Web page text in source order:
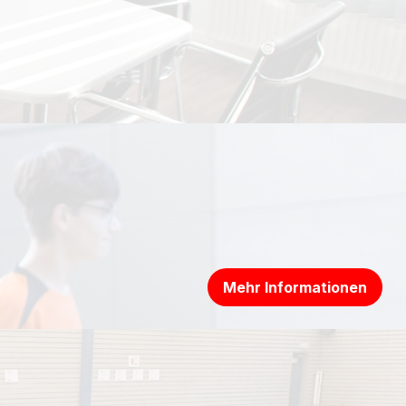
Mehr Informationen